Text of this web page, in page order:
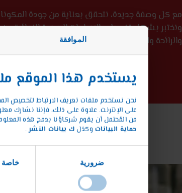
الموافقة
يستخدم هذا الموقع
نحن نستخدم ملفات تعريف الارتباط لتخصيص
على الإنترنت. علاوة على ذلك، فإننا نشارك
من المُحتمل أن يقوم شركاؤنا بدمج هذه
حماية البيانات وكذل ك بيانات النشر .
الموافقة
ضرورية خاصة
مع كل وصفة جديدة، نتحقق بعناية من جودة
ونختبر بشكل تفصيلي الإبداعات الجديدة النهائية
والرائحة والاتساق - إلى أن تصبح الوصفة مثالية.